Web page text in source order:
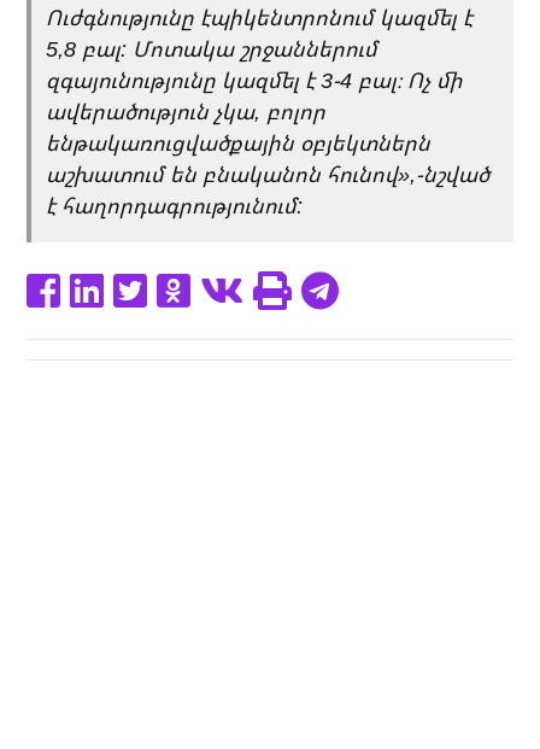
Ուժգնությունը էպիկենտրոնում կազմել է
5,8 բալ: Մոտակա շրջաններում
զգայունությունը կազմել է 3-4 բալ։ Ոչ մի
ավերածություն չկա, բոլոր
ենթակառուցվածքային օբյեկտներն
աշխատում են բնականոն հունով»,-նշված
է հաղորդագրությունում: